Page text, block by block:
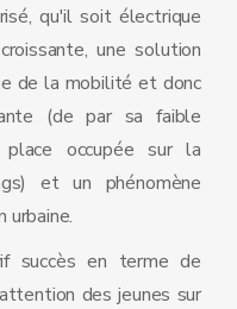
qu'il soit électrique
une solution
de la mobilité et donc
(de par sa faible
occupée sur la
et un phénomène
urbaine.
succès en terme de
des jeunes sur